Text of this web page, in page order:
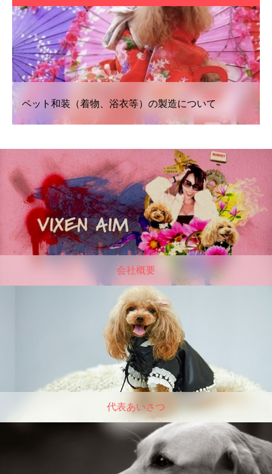
ペット和装（着物、浴衣等）の製造について
会社概要
代表あいさつ